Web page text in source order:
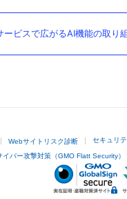
ビスで広がるAI機能の取り
Webサイトリスク診断 セキュリ
イバー攻撃対策（GMO Flatt Security）